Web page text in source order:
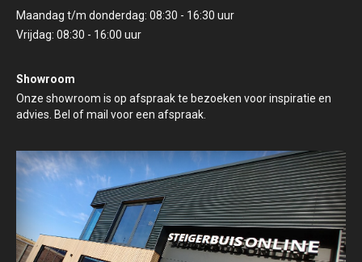
Maandag t/m donderdag: 08:30 - 16:30 uur
Vrijdag: 08:30 - 16:00 uur
Showroom
Onze showroom is op afspraak te bezoeken voor inspiratie en
advies. Bel of mail voor een afspraak.